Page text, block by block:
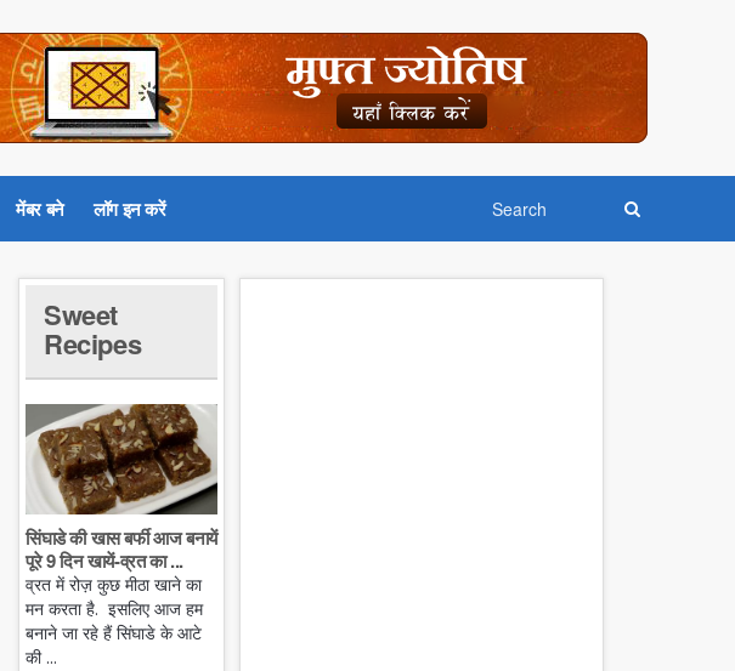
मेंबर बने लॉग इन करें
Sweet
Recipes
सिंघाडे की खास बर्फी आज बनायें
पूरे 9 दिन खायें-व्रत का ...
व्रत में रोज़ कुछ मीठा खाने का
मन करता है. इसलिए आज हम
बनाने जा रहे हैं सिंघाडे के आटे
की ...